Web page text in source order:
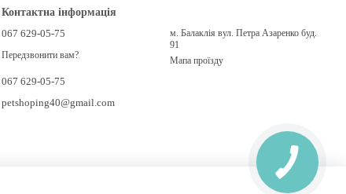
Контактна інформація
067 629-05-75
Передзвонити вам?
067 629-05-75
petshoping40@gmail.com
м. Балаклія вул. Петра Азаренко буд.
91
Мапа проїзду